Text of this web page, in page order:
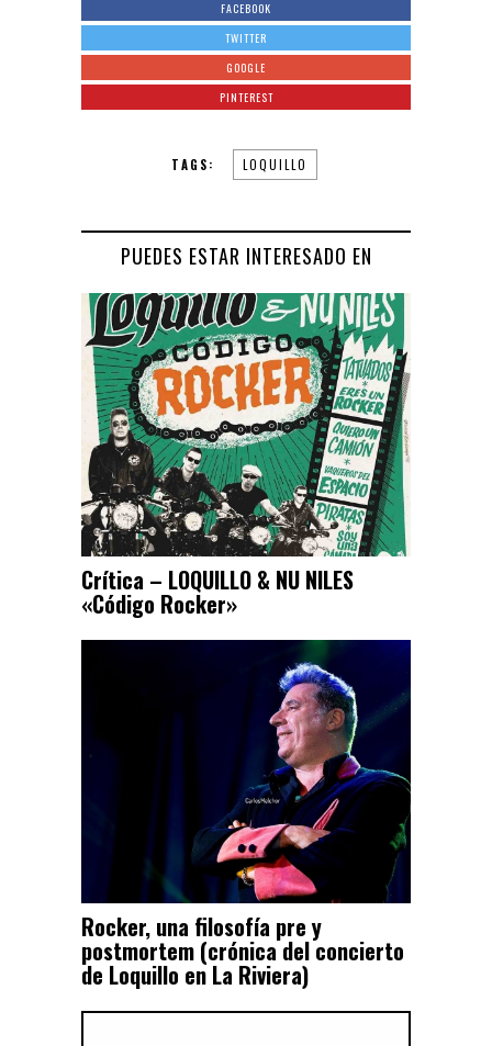
FACEBOOK
TWITTER
GOOGLE
PINTEREST
TAGS: LOQUILLO
PUEDES ESTAR INTERESADO EN
Crítica – LOQUILLO & NU NILES
«Código Rocker»
Rocker, una filosofía pre y
postmortem (crónica del concierto
de Loquillo en La Riviera)